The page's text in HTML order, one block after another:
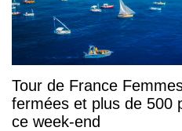
Tour de France
fermées et plus de 500
ce week-end